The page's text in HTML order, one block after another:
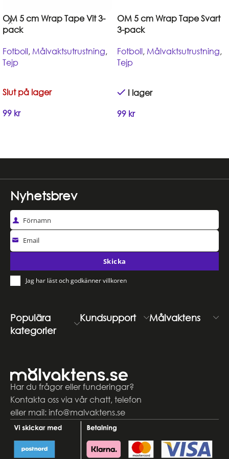
OM 5 cm Wrap Tape Vit 3-
pack
Fotboll, Målvaktsutrustning,
Tejp
Slut på lager
99 kr
OM 5 cm Wrap Tape Svart
3-pack
Fotboll, Målvaktsutrustning,
Tejp
I lager
99 kr
Har du frågor eller funderingar?
Kontakta oss via vår chatt, telefon
eller mail: info@malvaktens.se
Populära
kategorier
Kundsupport Målvaktens
Nyhetsbrev
Förnamn
Email
Skicka
Jag har läst och godkänner villkoren